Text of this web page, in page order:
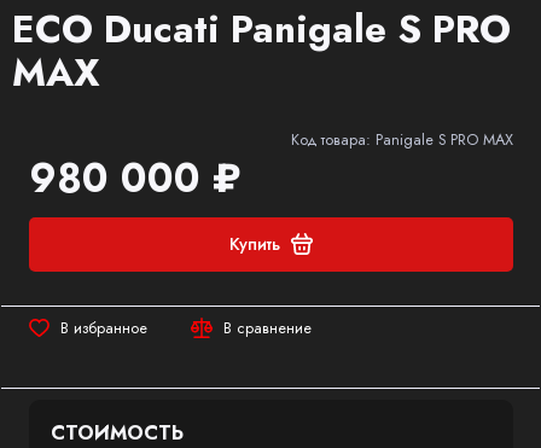
ECO Ducati Panigale S PRO
MAX
Код товара: Panigale S PRO MAX
980 000 ₽
Купить
В избранное В сравнение
СТОИМОСТЬ